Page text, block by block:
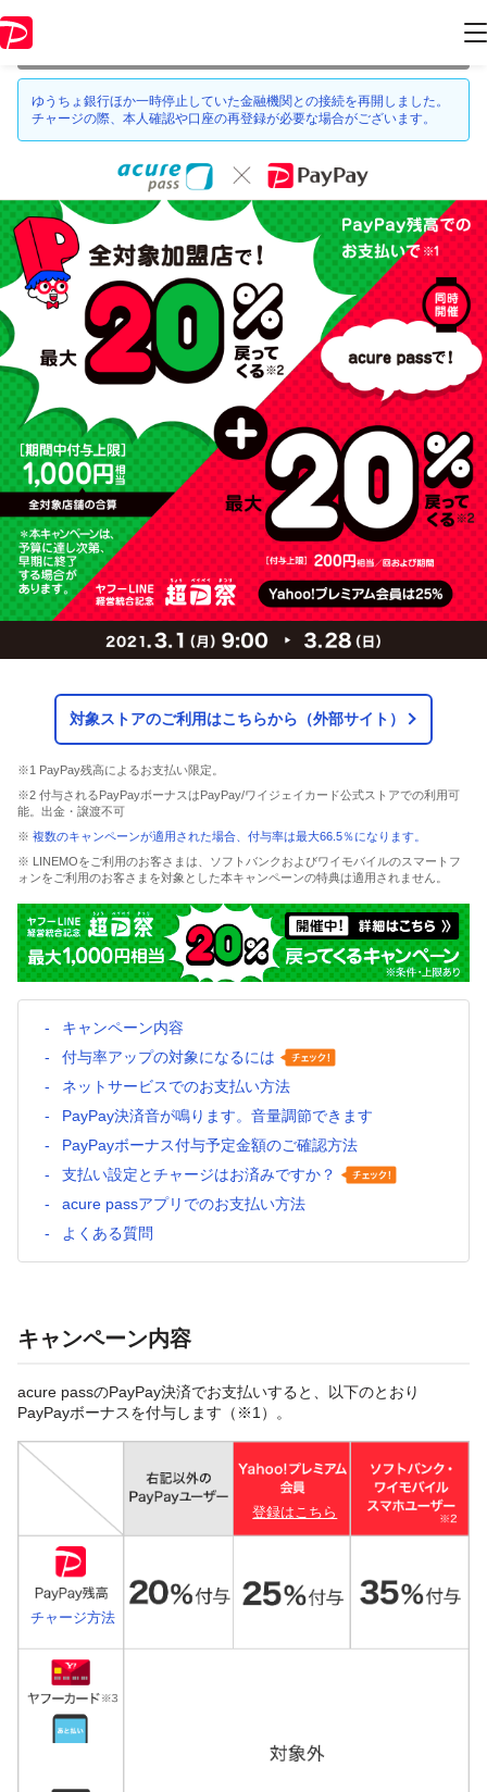
情報はキャンペーン終了時点のものになります。
ゆうちょ銀行ほか一時停止していた金融機関との接続を再開しました。
チャージの際、本人確認や口座の再登録が必要な場合がございます。
対象ストアのご利用はこちらから（外部サイト）
※1 PayPay残高によるお支払い限定。
※2 付与されるPayPayボーナスはPayPay/ワイジェイカード公式ストアでの利用可
能。出金・譲渡不可
※ 複数のキャンペーンが適用された場合、付与率は最大66.5％になります。
※ LINEMOをご利用のお客さまは、ソフトバンクおよびワイモバイルのスマートフ
ォンをご利用のお客さまを対象とした本キャンペーンの特典は適用されません。
キャンペーン内容
付与率アップの対象になるには
ネットサービスでのお支払い方法
PayPay決済音が鳴ります。音量調節できます
PayPayボーナス付与予定金額のご確認方法
支払い設定とチャージはお済みですか？
acure passアプリでのお支払い方法
よくある質問
キャンペーン内容
acure passのPayPay決済でお支払いすると、以下のとおり
PayPayボーナスを付与します（※1）。
登録はこちら
チャージ方法